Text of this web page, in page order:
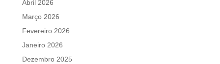
Abril 2026
Março 2026
Fevereiro 2026
Janeiro 2026
Dezembro 2025